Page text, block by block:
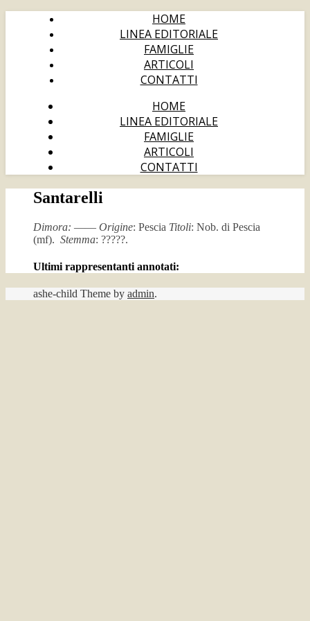
HOME
LINEA EDITORIALE
FAMIGLIE
ARTICOLI
CONTATTI
HOME
LINEA EDITORIALE
FAMIGLIE
ARTICOLI
CONTATTI
Santarelli
Dimora: —— Origine: Pescia Titoli: Nob. di Pescia
(mf). Stemma: ?????.
Ultimi rappresentanti annotati:
ashe-child Theme by admin.